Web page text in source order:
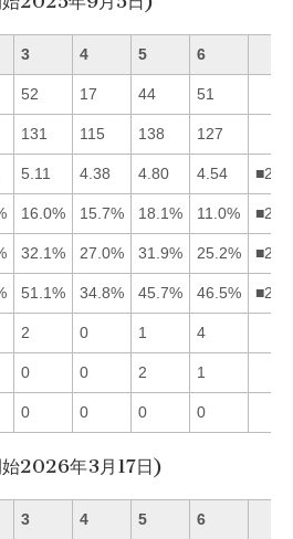
3 4 5 6
52 17 44 51
131 115 138 127
5.11 4.38 4.80 4.54
16.0% 15.7% 18.1% 11.0%
32.1% 27.0% 31.9% 25.2%
51.1% 34.8% 45.7% 46.5%
2 0 1 4
0 0 2 1
0 0 0 0
始2026年3月17日)
3 4 5 6